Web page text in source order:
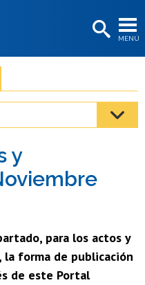
MENÚ
os
os
y
para los actos y
forma de publicación
de este Portal